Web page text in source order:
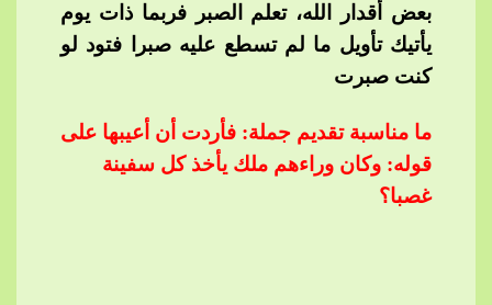
بعض أقدار الله، تعلم الصبر فربما ذات يوم
يأتيك تأويل ما لم تسطع عليه صبرا فتود لو
كنت صبرت
ما مناسبة تقديم جملة: فأردت أن أعيبها على
قوله: وكان وراءهم ملك يأخذ كل سفينة
غصبا؟